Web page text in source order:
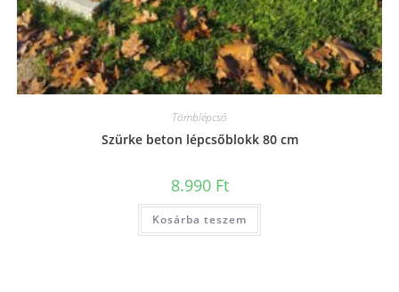
Tömblépcső
Szürke beton lépcsőblokk 80 cm
8.990 Ft
Kosárba teszem